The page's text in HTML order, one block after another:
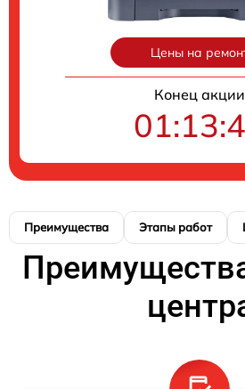
Цены на
Конец акции
Преимущества Этапы работ